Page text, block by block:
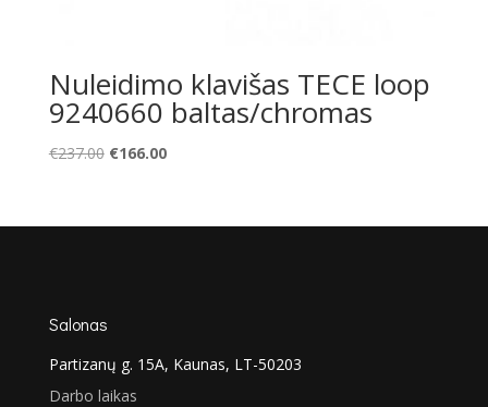
Nuleidimo klavišas TECE loop
9240660 baltas/chromas
€237.00 Original
€237.00.
€166.00Current
€166.00.
Salonas
Partizanų g. 15A, Kaunas, LT-50203
Darbo laikas